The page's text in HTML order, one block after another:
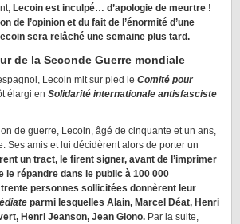
Lecoin est inculpé… d’apologie de meurtre !
de l’opinion et du fait de l’énormité d’une
sera relâché une semaine plus tard.
de la Seconde Guerre mondiale
Lecoin mit sur pied le Comité pour
élargi en Solidarité internationale antisfasciste
de guerre, Lecoin, âgé de cinquante et un ans,
Ses amis et lui décidèrent alors de porter un
un tract, le firent signer, avant de l’imprimer
le répandre dans le public à 100 000
personnes sollicitées donnèrent leur
parmi lesquelles Alain, Marcel Déat, Henri
Henri Jeanson, Jean Giono. Par la suite,